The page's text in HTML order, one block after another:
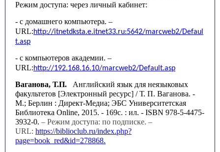
Режим доступа: через личный кабинет:
- с домашнего компьютера. –
URL:http://itnetdksta.e.itnet33.ru:5642/marcweb2/Defaul
t.asp
- с компьютеров академии. –
URL:http://192.168.16.10/marcweb2/Default.asp
Ваганова, Т.П. Английский язык для неязыковых
факультетов [Электронный ресурс] / Т. П. Ваганова. -
М.; Берлин : Директ-Медиа; ЭБС Университетская
Библиотека Online, 2015. - 169с. : ил. - ISBN 978-5-4475-
3932-0. – Режим доступа: по подписке. –
URL: https://biblioclub.ru/index.php?
page=book_red&id=278868.